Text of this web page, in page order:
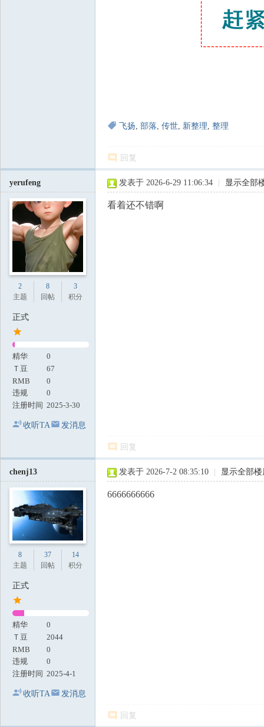
飞扬, 部落, 传世, 新整理, 整理
回复
yerufeng
2
主题
8
回帖
3
积分
正式
精华
0
Ｔ豆
67
RMB
0
违规
0
注册时间 2025-3-30
收听TA 发消息
发表于 2026-6-29 11:06:34 显示全部
看着还不错啊
回复
chenj13
8
主题
37
回帖
14
积分
正式
精华
0
Ｔ豆
2044
RMB
0
违规
0
注册时间 2025-4-1
收听TA 发消息
发表于 2026-7-2 08:35:10 显示全部楼
6666666666
回复